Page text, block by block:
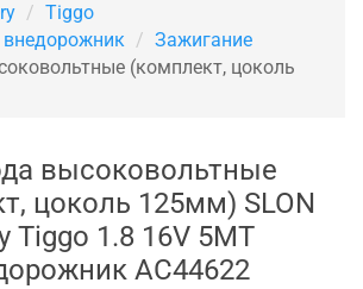
Tiggo
внедорожник
Зажигание
(комплект, цоколь
высоковольтные
цоколь 125мм) SLON
Tiggo 1.8 16V 5MT
AC44622